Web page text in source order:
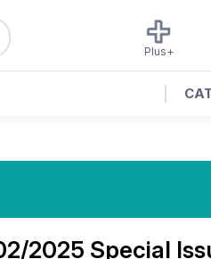
Plus+
2025 Special